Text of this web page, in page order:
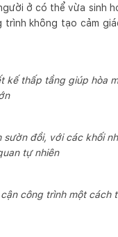
ở có thể vừa sinh
không tạo cảm
thấp tầng giúp hòa
đồi, với các khối
tự nhiên
công trình một cách